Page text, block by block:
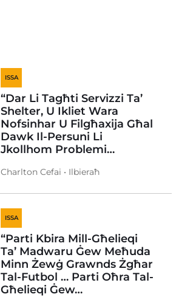
ISSA
“Dar Li Tagħti Servizzi Ta’
Shelter, U Ikliet Wara
Nofsinhar U Filgħaxija Għal
Dawk Il-Persuni Li
Jkollhom Problemi…
Charlton Cefai • Ilbieraħ
ISSA
“Parti Kbira Mill-Għelieqi
Ta’ Madwaru Ġew Meħuda
Minn Żewġ Grawnds Żgħar
Tal-Futbol … Parti Oħra Tal-
Għelieqi Ġew…